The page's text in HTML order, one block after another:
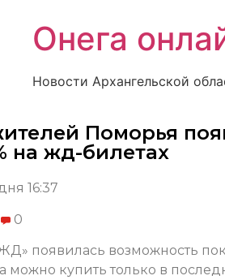
Онега
Новости Архангельской
Поморья
на жд-билетах
16:37
0
появилась возможность
можно купить только в